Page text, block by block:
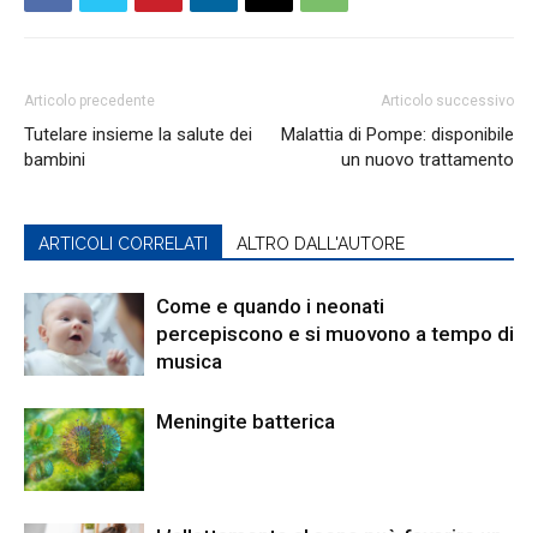
L’Ospedale Pediatrico Bambino Gesù
effettuati 400 trapianti epatici, di cui circa 90 per
malattie metaboliche. La strutturariportauna
sopravvivenza perioperatoria (che comprende
fase postoperatoria) del 100% e a lungo termine
per i pazienti con malattie metaboliche tra il
96% e il 97%.
“Studi da noi pubblicati dimostrano che i
Marco Spada, “non solo vedono risolti molti dei
problemi legati alla loro patologia, ma
dimostrano anche un significativo miglioramento
Articolo precedente
Tutelare insieme la salute dei
bambini
Articolo successivo
Malattia di Pompe: disponibile
un nuovo trattamento
ARTICOLI CORRELATI ALTRO DALL'AUTORE
Come e quando i neonati
percepiscono e si muovono a tempo di
musica
Meningite batterica